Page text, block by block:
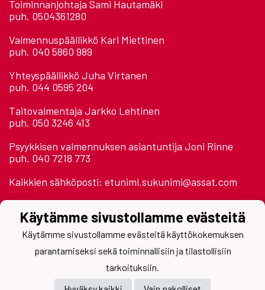
Toiminnanjohtaja Sami Hautamäki
puh. 0504361280
Valmennuspäällikkö Kari Miettinen
puh. 040 5860 989
Yhteyspäällikkö Juha Virtanen
puh. 044 0595 204
Taitovalmentaja Jarkko Lehtinen
puh. 050 3246 413
Psyykkisen valmennuksen asiantuntija Joni Rinne
puh. 040 7218 773
Kaikkien sähköposti: etunimi.sukunimi@assat.com
Jäähallinpolku
28500 Pori
Käytämme sivustollamme evästeitä
Käytämme sivustollamme evästeitä käyttökokemuksen
parantamiseksi sekä toiminnallisiin ja tilastollisiin
tarkoituksiin.